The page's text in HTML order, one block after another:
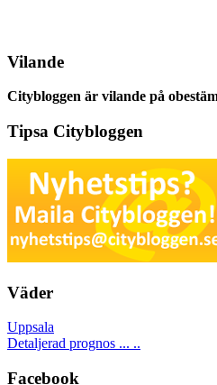
Vilande
Citybloggen är vilande på
Tipsa Citybloggen
Väder
Uppsala
Detaljerad prognos ... ..
Facebook